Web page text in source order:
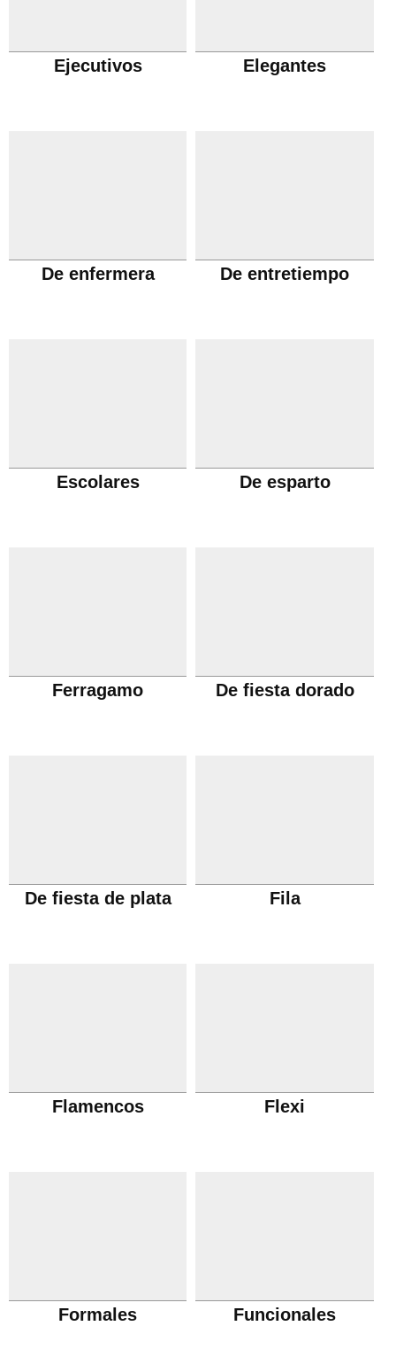
Ejecutivos Elegantes
De enfermera De entretiempo
Escolares De esparto
Ferragamo De fiesta dorado
De fiesta de plata Fila
Flamencos Flexi
Formales Funcionales